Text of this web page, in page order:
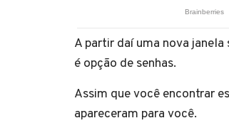
A partir daí uma nova
é opção de senhas.
Assim que você encontrar
apareceram para você.